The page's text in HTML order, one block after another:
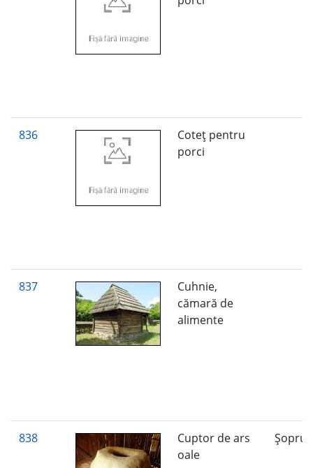
836
Coteţ pentru
porci
837
Cuhnie,
cămară de
alimente
838
Cuptor de ars
oale
Şopru